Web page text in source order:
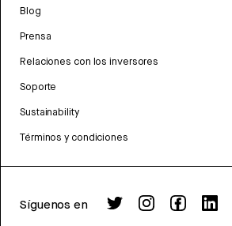
Blog
Prensa
Relaciones con los inversores
Soporte
Sustainability
Términos y condiciones
Síguenos en